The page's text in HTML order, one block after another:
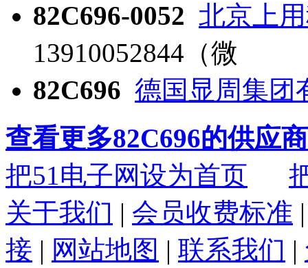
82C696-0052 北京上
13910052844（微
82C696 德国显周集团
查看更多82C696的供应商
把51电子网设为首页
关于我们 | 会员收费标准
接 | 网站地图 | 联系我们 |